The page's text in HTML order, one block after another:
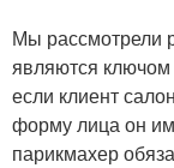
Мы рассмотрели
являются
если клиент
форму лица он
парикмахер